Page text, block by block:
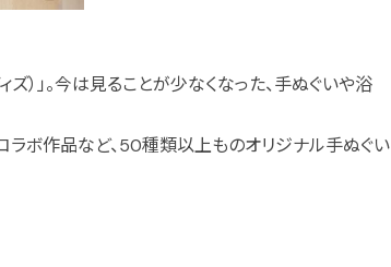
）」。今は見ることが少なくなった、手ぬぐいや浴
ラボ作品など、50種類以上ものオリジナル手ぬぐい